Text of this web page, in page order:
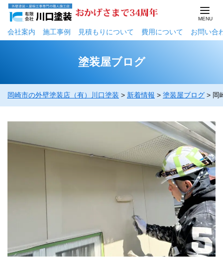
会社案内 施工事例 ⾒積もりについて 費用について お問い合
塗装屋ブログ
岡崎市の外壁塗装店（有）川口塗装 > 新着情報 > 塗装屋ブログ > 岡